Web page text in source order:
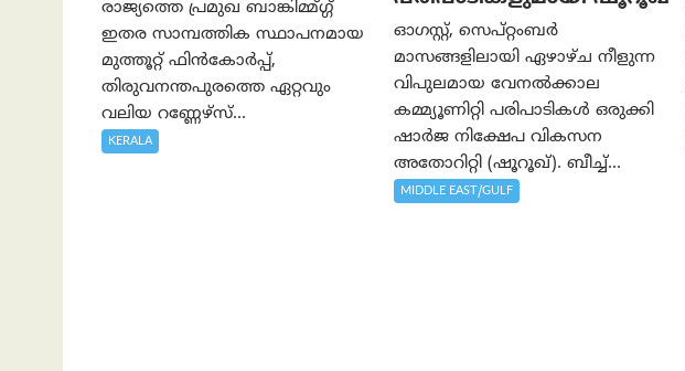
രാജ്യത്തെ പ്രമുഖ ബാങ്കിമ്മ്ഗ്ഗ്
ഇതര സാമ്പത്തിക സ്ഥാപനമായ
മുത്തൂറ്റ് ഫിൻകോർപ്പ്,
തിരുവനന്തപുരത്തെ ഏറ്റവും
വലിയ റണ്ണേഴ്‌സ്...
KERALA
ഓഗസ്റ്റ്, സെപ്റ്റംബർ
മാസങ്ങളിലായി ഏഴാഴ്ച നീളുന്ന
വിപുലമായ വേനൽക്കാല
കമ്മ്യൂണിറ്റി പരിപാടികൾ ഒരുക്കി
ഷാർജ നിക്ഷേപ വികസന
അതോറിറ്റി (ഷൂറൂഖ്). ബീച്ച്...
MIDDLE EAST/GULF